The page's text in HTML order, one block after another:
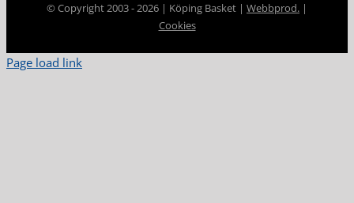
© Copyright 2003 -2026 | Köping Basket | Webbprod. |
Cookies
Page load link